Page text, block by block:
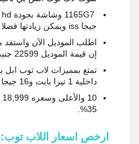
جيجا iss ويمكن زيادتها فضلا عن الرامات العالية 8 جيجا.
إن قيمة الموديل 22599 جنية.
داخلية 1 تيرا بايت و16 جيجا رامات، يدعم الويندوز بنظام
35%.
ارخص اسعار اللاب توب: